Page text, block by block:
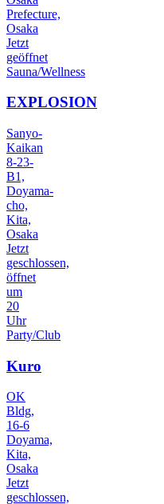
Prefecture,
Osaka
Jetzt
geöffnet
Sauna/Wellness
EXPLOSION
Sanyo-
Kaikan
8-23-
B1,
Doyama-
cho,
Kita,
Osaka
Jetzt
geschlossen,
öffnet
um
20
Uhr
Party/Club
Kuro
OK
Bldg,
16-6
Doyama,
Kita,
Osaka
Jetzt
geschlossen,